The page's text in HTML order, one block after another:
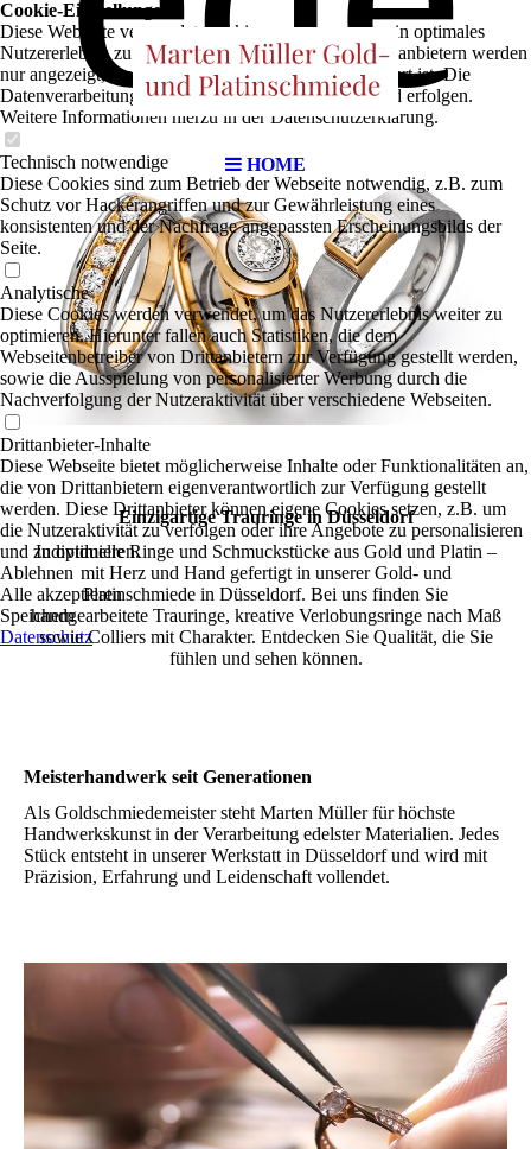
HOME
Einzigartige Trauringe in Düsseldorf
Individuelle Ringe und Schmuckstücke aus Gold und Platin –
mit Herz und Hand gefertigt in unserer Gold- und
Platinschmiede in Düsseldorf. Bei uns finden Sie
handgearbeitete Trauringe, kreative Verlobungsringe nach Maß
sowie Colliers mit Charakter. Entdecken Sie Qualität, die Sie
fühlen und sehen können.
Meisterhandwerk seit Generationen
Als Goldschmiedemeister steht Marten Müller für höchste
Handwerkskunst in der Verarbeitung edelster Materialien. Jedes
Stück entsteht in unserer Werkstatt in Düsseldorf und wird mit
Präzision, Erfahrung und Leidenschaft vollendet.
Cookie-Einstellungen
Diese Webseite verwendet Cookies, um Besuchern ein optimales
Nutzererlebnis zu bieten. Bestimmte Inhalte von Drittanbietern werden
nur angezeigt, wenn die entsprechende Option aktiviert ist. Die
Datenverarbeitung kann dann auch in einem Drittland erfolgen.
Weitere Informationen hierzu in der Datenschutzerklärung.
Technisch notwendige
Diese Cookies sind zum Betrieb der Webseite notwendig, z.B. zum
Schutz vor Hackerangriffen und zur Gewährleistung eines
konsistenten und der Nachfrage angepassten Erscheinungsbilds der
Seite.
Analytische
Diese Cookies werden verwendet, um das Nutzererlebnis weiter zu
optimieren. Hierunter fallen auch Statistiken, die dem
Webseitenbetreiber von Drittanbietern zur Verfügung gestellt werden,
sowie die Ausspielung von personalisierter Werbung durch die
Nachverfolgung der Nutzeraktivität über verschiedene Webseiten.
Drittanbieter-Inhalte
Diese Webseite bietet möglicherweise Inhalte oder Funktionalitäten an,
die von Drittanbietern eigenverantwortlich zur Verfügung gestellt
werden. Diese Drittanbieter können eigene Cookies setzen, z.B. um
die Nutzeraktivität zu verfolgen oder ihre Angebote zu personalisieren
und zu optimieren.
Ablehnen
Alle akzeptieren
Speichern
Datenschutz